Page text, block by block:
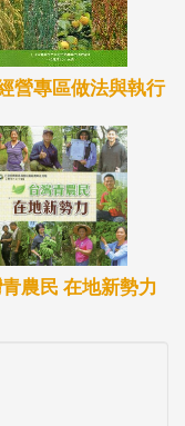
營專區做法與執行
農民 在地新勢力